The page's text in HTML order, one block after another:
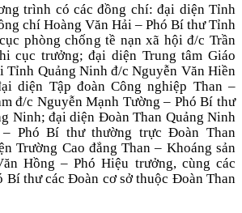
có các đồng chí: đại diện Tỉnh
chí Hoàng Văn Hải – Phó Bí thư Tỉnh
phòng chống tề nạn xã hội đ/c Trần
cục trưởng; đại diện Trung tâm Giáo
Tỉnh Quảng Ninh đ/c Nguyễn Văn Hiền
diện Tập đoàn Công nghiệp Than –
đ/c Nguyễn Mạnh Tường – Phó Bí thư
Ninh; đại diện Đoàn Than Quảng Ninh
Phó Bí thư thường trực Đoàn Than
Trường Cao đẳng Than – Khoáng sản
Hồng – Phó Hiệu trưởng, cùng các
Bí thư các Đoàn cơ sở thuộc Đoàn Than